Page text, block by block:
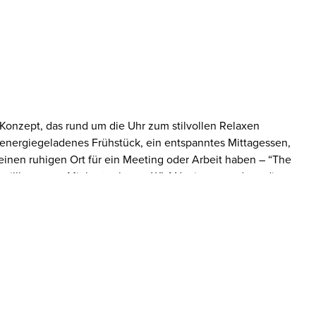
das rund um die Uhr zum stilvollen Relaxen
Frühstück, ein entspanntes Mittagessen,
ruhigen Ort für ein Meeting oder Arbeit haben – “The
Mit kostenlosem WLAN, einem rund um die